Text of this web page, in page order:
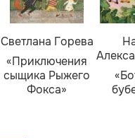
Светлана Горева
«Приключения
сыщика Рыжего
Фокса»